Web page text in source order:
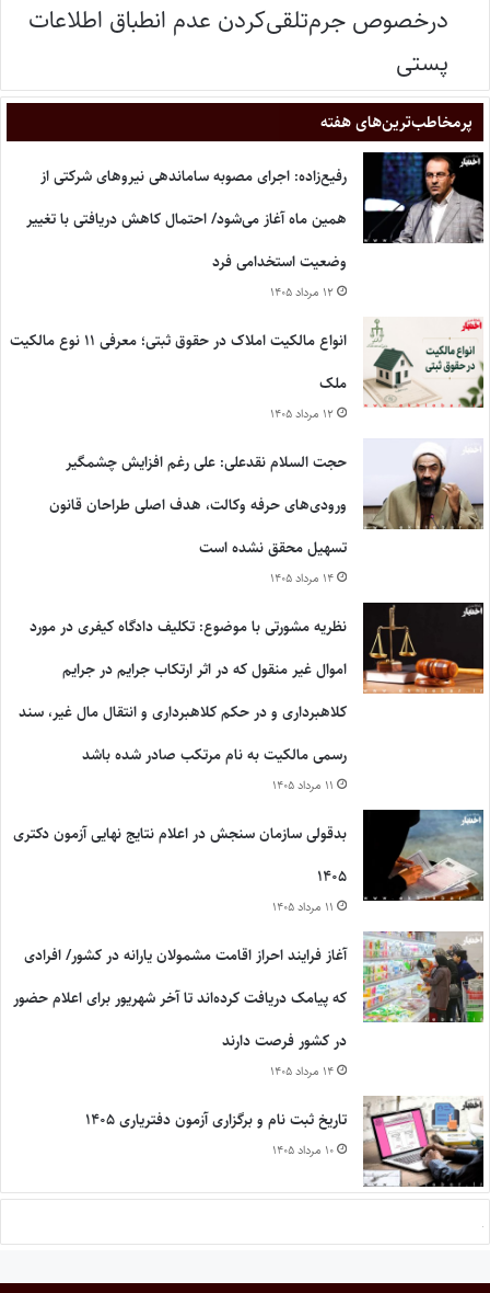
درخصوص جرم‌تلقی‌کردن عدم انطباق اطلاعات
پستی
پر‌مخاطب‌ترین‌های هفته
رفیع‌زاده: اجرای مصوبه ساماندهی نیروهای شرکتی از
همین ماه آغاز می‌شود/ احتمال کاهش دریافتی با تغییر
وضعیت استخدامی فرد
۱۲ مرداد ۱۴۰۵
انواع مالکیت املاک در حقوق ثبتی؛ معرفی ۱۱ نوع مالکیت
ملک
۱۲ مرداد ۱۴۰۵
حجت السلام نقدعلی: علی رغم افزایش چشمگیر
ورودی‌های حرفه وکالت، هدف اصلی طراحان قانون
تسهیل محقق نشده است
۱۴ مرداد ۱۴۰۵
نظریه مشورتی با موضوع: تکلیف دادگاه کیفری در مورد
اموال غیر منقول که در اثر ارتکاب جرایم در جرایم
کلاهبرداری و در حکم کلاهبرداری و انتقال مال غیر، سند
رسمی مالکیت به نام مرتکب صادر شده باشد
۱۱ مرداد ۱۴۰۵
بدقولی سازمان سنجش در اعلام نتایج نهایی آزمون دکتری
۱۴۰۵
۱۱ مرداد ۱۴۰۵
آغاز فرایند احراز اقامت مشمولان یارانه در کشور/ افرادی
که پیامک دریافت کرده‌اند تا آخر شهریور برای اعلام حضور
در کشور فرصت دارند
۱۴ مرداد ۱۴۰۵
تاریخ ثبت نام و برگزاری آزمون دفتریاری ۱۴۰۵
۱۰ مرداد ۱۴۰۵